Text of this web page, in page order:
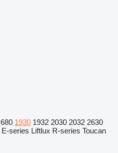
680 1930 1932 2030 2032 2630
E-series Liftlux R-series Toucan